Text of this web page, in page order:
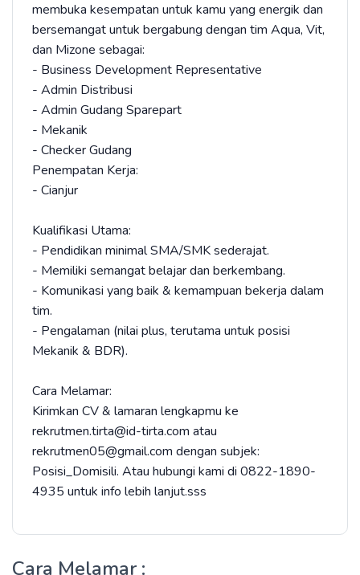
membuka kesempatan untuk kamu yang energik dan
bersemangat untuk bergabung dengan tim Aqua, Vit,
dan Mizone sebagai:
- Business Development Representative
- Admin Distribusi
- Admin Gudang Sparepart
- Mekanik
- Checker Gudang
Penempatan Kerja:
- Cianjur
Kualifikasi Utama:
- Pendidikan minimal SMA/SMK sederajat.
- Memiliki semangat belajar dan berkembang.
- Komunikasi yang baik & kemampuan bekerja dalam
tim.
- Pengalaman (nilai plus, terutama untuk posisi
Mekanik & BDR).
Cara Melamar:
Kirimkan CV & lamaran lengkapmu ke
rekrutmen.tirta@id-tirta.com atau
rekrutmen05@gmail.com dengan subjek:
Posisi_Domisili. Atau hubungi kami di 0822-1890-
4935 untuk info lebih lanjut.sss
Cara Melamar :